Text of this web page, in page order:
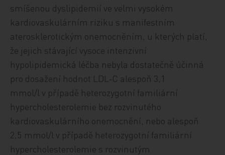
smíšenou dys­li­pi­de­mií ve velmi vysokém
kardiovaskulárním riziku s manifestním
aterosklerotickým onemocněním, u kterých platí,
že jejich stávající vysoce intenzivní
hypolipidemická léčba nebyla dostatečně účinná
pro dosažení hodnot LDL‑C alespoň 3,1
mmol/l v případě heterozygotní familiární
hypercholesterolemie bez rozvinutého
kardiovaskulárního onemocnění, nebo alespoň
2,5 mmol/l v případě heterozygotní familiární
hypercholesterolemie s rozvinutým